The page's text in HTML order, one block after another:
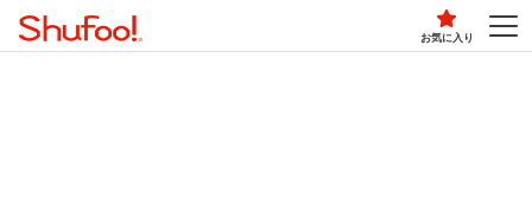
お気に入り